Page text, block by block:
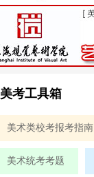
美考工具箱
美术类校考报考指南
美术统考考题